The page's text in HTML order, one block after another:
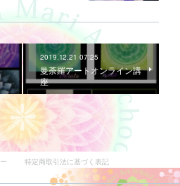
2019.12.21 07:25
曼荼羅アートオンライン講
座
特定商取引法に基づく表記